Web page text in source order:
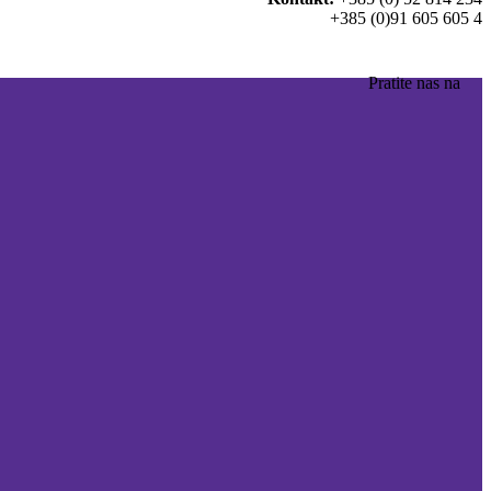
+385 (0)91 605 605 4
Pratite nas na